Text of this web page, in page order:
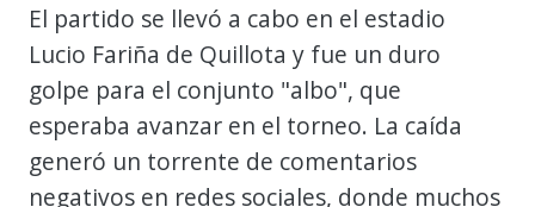
El partido se llevó a cabo en el estadio
Lucio Fariña de Quillota y fue un duro
golpe para el conjunto "albo", que
esperaba avanzar en el torneo. La caída
generó un torrente de comentarios
negativos en redes sociales, donde muchos